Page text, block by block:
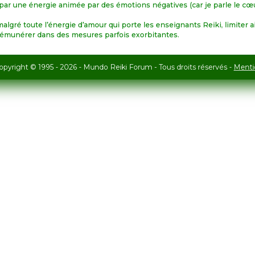
une énergie animée par des émotions négatives (car je parle le
toute l’énergie d’amour qui porte les enseignants Reiki, limiter
dans des mesures parfois exorbitantes.
© 1995 - 2026 - Mundo Reiki Forum - Tous droits réservés -